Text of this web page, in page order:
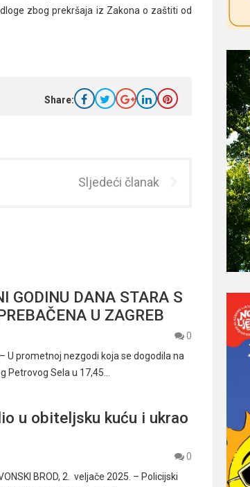
zbog prekršaja iz Zakona o zaštiti od
Share:
Sljedeći članak
GODINU DANA STARA S
U ZAGREB
0
U prometnoj nezgodi koja se dogodila na
Sela u 17,45…
u obiteljsku kuću i ukrao
0
BROD, 2. veljače 2025. – Policijski